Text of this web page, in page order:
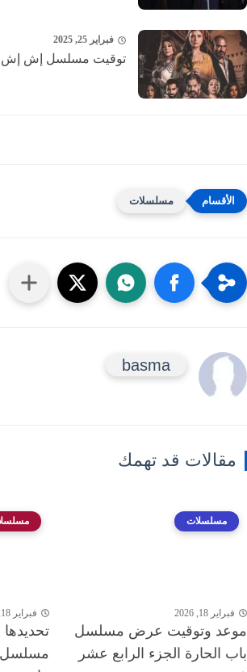
فبراير 25, 2025
توقيت مسلسل إش إش
مسلسلات
basma
مقالات قد تهمك
مسلسلات
فبراير 18, 2026
موعد وتوقيت عرض مسلسل
باب الحارة الجزء الرابع عشر
فبراير 18, 2026